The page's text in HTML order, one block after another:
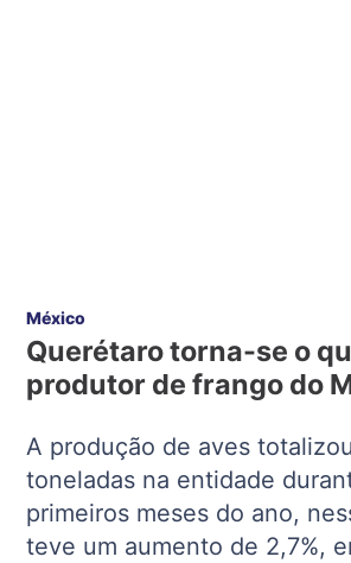
México
Querétaro torna-se o
produtor de frango do
A produção de aves
toneladas na entidade
primeiros meses do ano,
teve um aumento de 2,7%,